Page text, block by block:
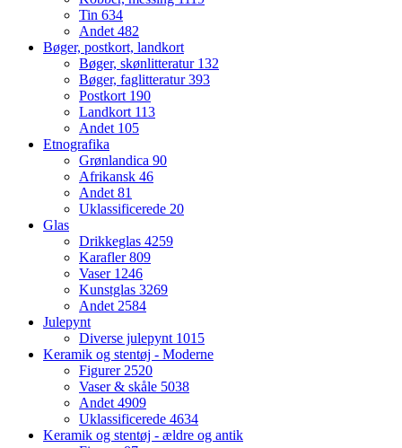
Tin 634
Andet 482
Bøger, postkort, landkort
Bøger, skønlitteratur 132
Bøger, faglitteratur393
Postkort 190
Landkort 113
Andet 105
Etnografika
Grønlandica 90
Afrikansk 46
Andet 81
Uklassificerede 20
Glas
Drikkeglas 4259
Karafler809
Vaser 1246
Kunstglas 3269
Andet 2584
Julepynt
Diverse julepynt 1015
Keramik og stentøj - Moderne
Figurer 2520
Vaser & skåle 5038
Andet 4909
Uklassificerede 4634
Keramik og stentøj - ældre og antik